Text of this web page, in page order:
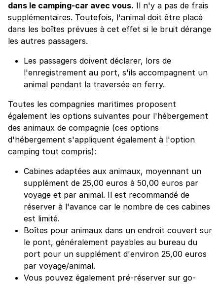
dans le camping-car avec vous. Il n'y a pas de frais
supplémentaires. Toutefois, l'animal doit être placé
dans les boîtes prévues à cet effet si le bruit dérange
les autres passagers.
Les passagers doivent déclarer, lors de
l'enregistrement au port, s'ils accompagnent un
animal pendant la traversée en ferry.
Toutes les compagnies maritimes proposent
également les options suivantes pour l'hébergement
des animaux de compagnie (ces options
d'hébergement s'appliquent également à l'option
camping tout compris):
Cabines adaptées aux animaux, moyennant un
supplément de 25,00 euros à 50,00 euros par
voyage et par animal. Il est recommandé de
réserver à l'avance car le nombre de ces cabines
est limité.
Boîtes pour animaux dans un endroit couvert sur
le pont, généralement payables au bureau du
port pour un supplément d'environ 25,00 euros
par voyage/animal.
Vous pouvez également pré-réserver sur go-